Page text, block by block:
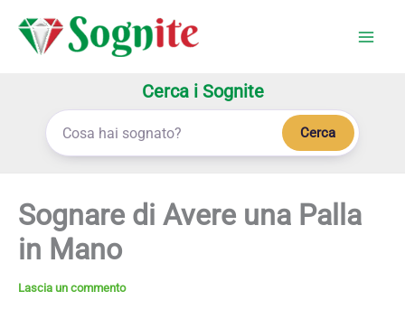
Cerca i Sognite
Cerca
Sognare di Avere una Palla
in Mano
Lascia un commento